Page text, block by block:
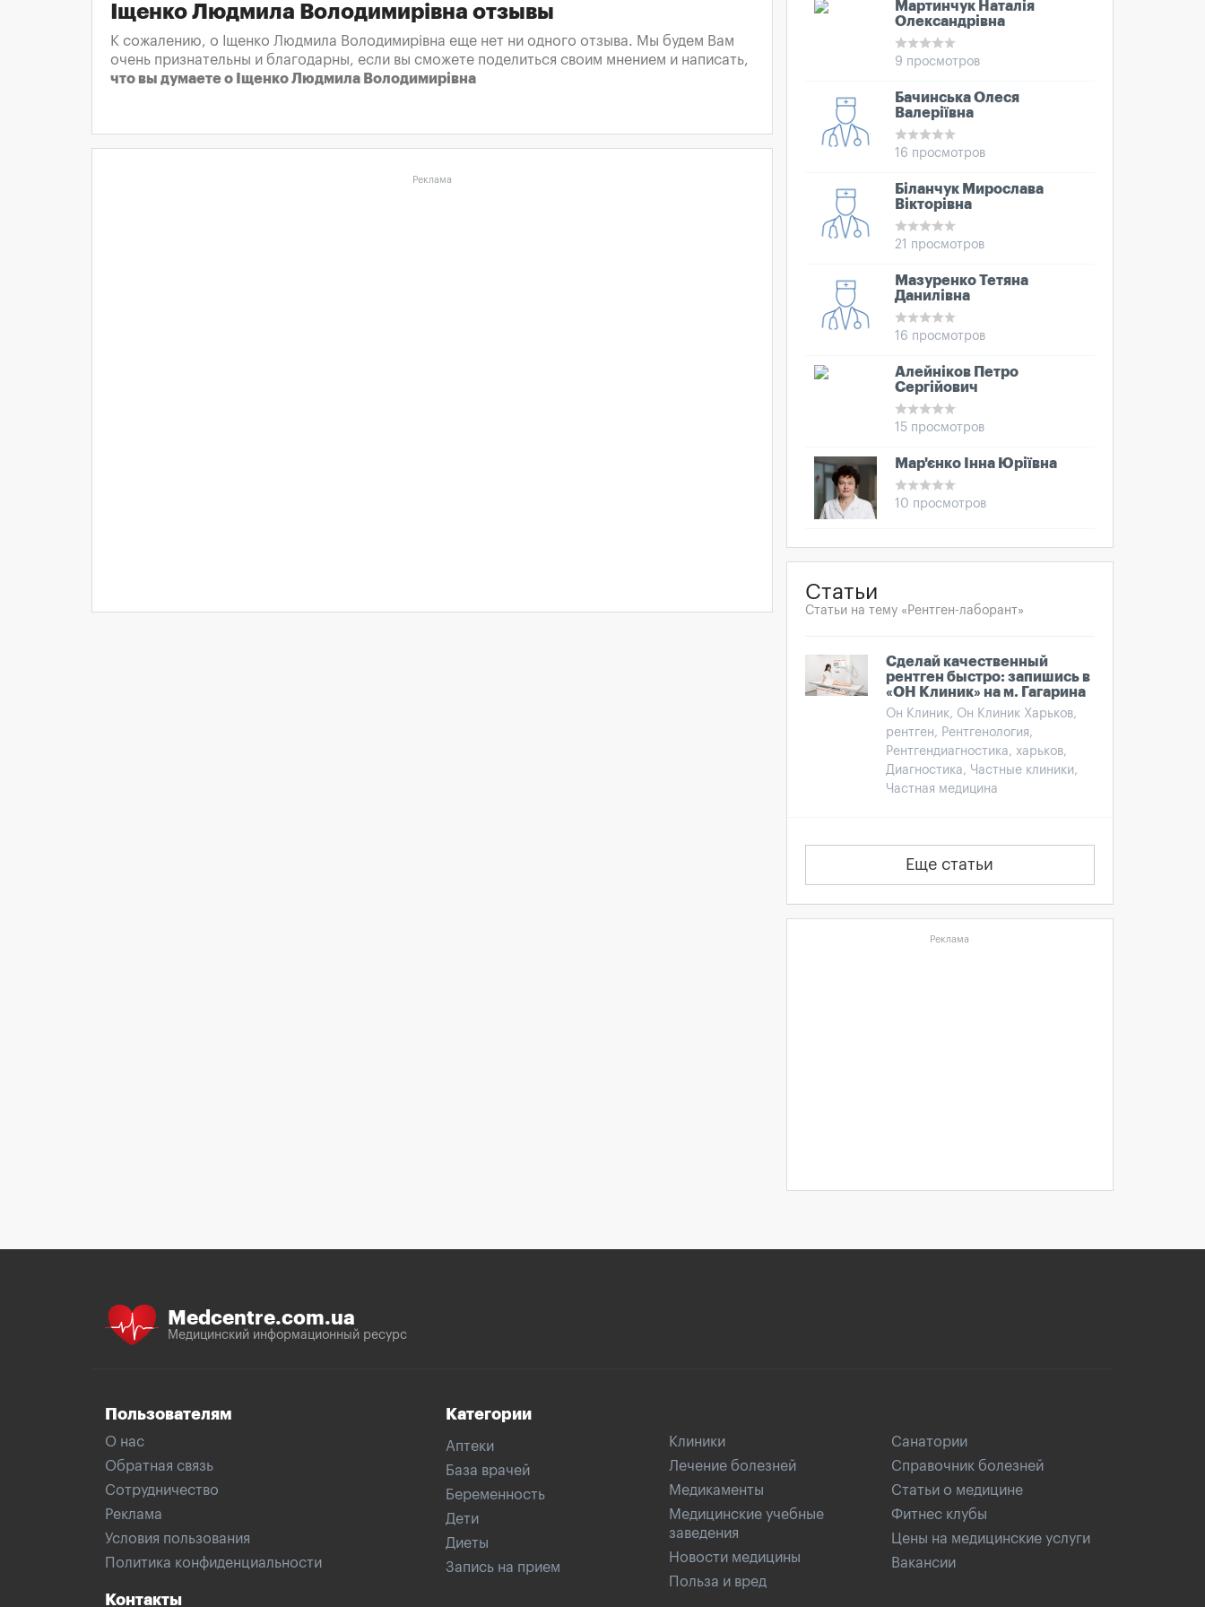
Іщенко Людмила Володимирівна отзывы
К сожалению, о Іщенко Людмила Володимирівна еще нет ни одного отзыва. Мы будем Вам
очень признательны и благодарны, если вы сможете поделиться своим мнением и написать,
что вы думаете о Іщенко Людмила Володимирівна
Реклама
Мартинчук Наталія
Олександрівна
9 просмотров
Бачинська Олеся
Валеріївна
16 просмотров
Біланчук Мирослава
Вікторівна
21 просмотров
Мазуренко Тетяна
Данилівна
16 просмотров
Алейніков Петро
Сергійович
15 просмотров
Мар'єнко Інна Юріївна
10 просмотров
Статьи
Статьи на тему «Рентген-лаборант»
Сделай качественный
рентген быстро: запишись в
«ОН Клиник» на м. Гагарина
Он Клиник, Он Клиник Харьков,
рентген, Рентгенология,
Рентгендиагностика, харьков,
Диагностика, Частные клиники,
Частная медицина
Еще статьи
Реклама
Medcentre.com.ua
Медицинский информационный ресурс
Пользователям
О нас
Обратная связь
Сотрудничество
Реклама
Условия пользования
Политика конфиденциальности
Контакты
Категории
Аптеки
База врачей
Беременность
Дети
Диеты
Запись на прием
Клиники
Лечение болезней
Медикаменты
Медицинские учебные
заведения
Новости медицины
Польза и вред
Санатории
Справочник болезней
Статьи о медицине
Фитнес клубы
Цены на медицинские услуги
Вакансии